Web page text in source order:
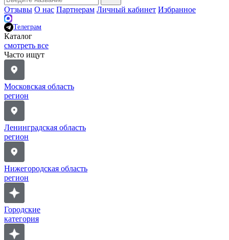
Отзывы О нас Партнерам Личный кабинет Избранное
Телеграм
Каталог
смотреть все
Часто ищут
Московская область
регион
Ленинградская область
регион
Нижегородская область
регион
Городские
категория